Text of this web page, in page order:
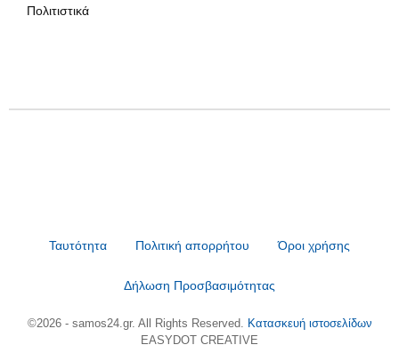
Πολιτιστικά
Ταυτότητα Πολιτική απορρήτου Όροι χρήσης
Δήλωση Προσβασιμότητας
©2026 - samos24.gr. All Rights Reserved. Κατασκευή ιστοσελίδων
EASYDOT CREATIVE